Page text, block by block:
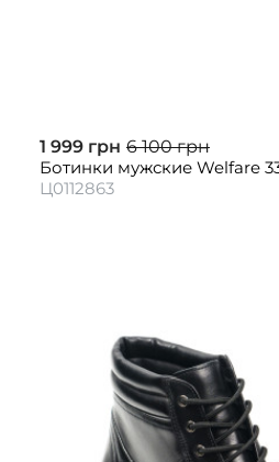
1 999 грн 6 100 грн
Ботинки мужские Welfare
Ц0112863